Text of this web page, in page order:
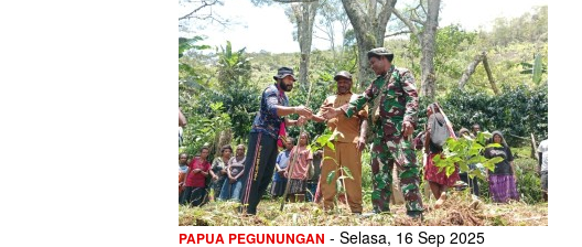
PAPUA PEGUNUNGAN - Selasa, 16 Sep 2025